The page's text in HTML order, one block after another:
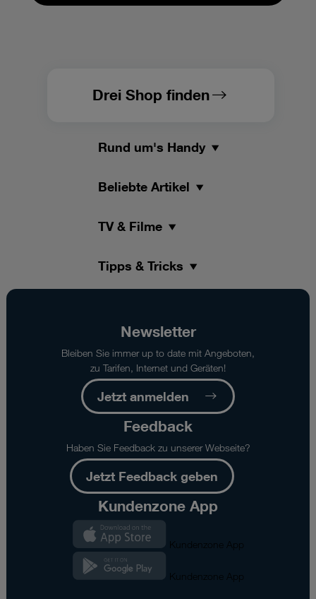
Drei Shop finden
Rund um's Handy
Beliebte Artikel
TV & Filme
Tipps & Tricks
Newsletter
Bleiben Sie immer up to date mit Angeboten,
zu Tarifen, Internet und Geräten!
Jetzt anmelden
Feedback
Haben Sie Feedback zu unserer Webseite?
Jetzt Feedback geben
Kundenzone App
Kundenzone App
Kundenzone App